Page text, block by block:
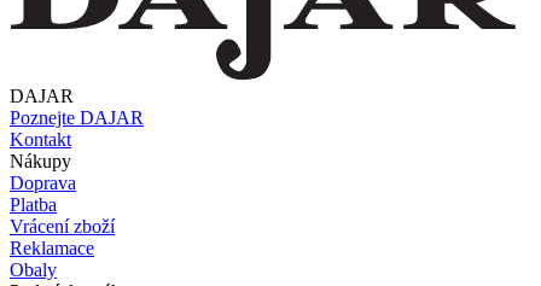
DAJAR
Poznejte DAJAR
Kontakt
Nákupy
Doprava
Platba
Vrácení zboží
Reklamace
Obaly